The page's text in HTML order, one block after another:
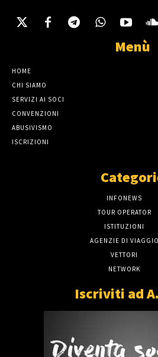
Menù
HOME
CHI SIAMO
SERVIZI AI SOCI
CONVENZIONI
ABUSIVISMO
ISCRIZIONI
INFONEWS
TOUR OPERATOR
ISTITUZIONI
AGENZIE DI VIAGGIO
VETTORI
NETWORK
Iscriviti ad